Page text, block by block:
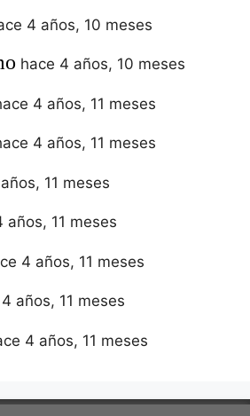
4 años, 10 meses
hace 4 años, 10 meses
4 años, 11 meses
4 años, 11 meses
11 meses
años, 11 meses
4 años, 11 meses
años, 11 meses
4 años, 11 meses